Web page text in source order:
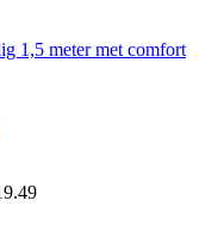
1,5 meter met comfort